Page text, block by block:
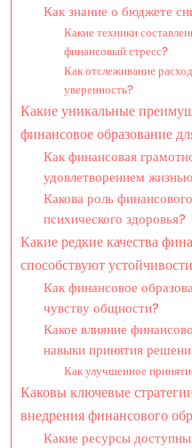
Как знание о бюджете
Какие техники
финансовый стресс?
Как отслеживание
уверенность?
Какие уникальные
финансовое образование
Как финансовая
удовлетворением
Какова роль
психического здоровья?
Какие редкие качества
способствуют
Как финансовое
чувству общности?
Какое влияние
навыки принятия
Как улучшенное
Каковы ключевые
внедрения финансового
Какие ресурсы